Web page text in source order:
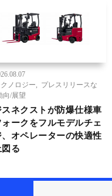
ノロジー
プレスリリースな
向/展望
スネクストが防爆仕様車
ークをフルモデルチェ
、オペレーターの快適性
る